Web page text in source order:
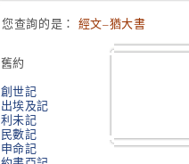
您查詢的是： 經文–猶大書
舊約
創世記
出埃及記
利未記
民數記
申命記